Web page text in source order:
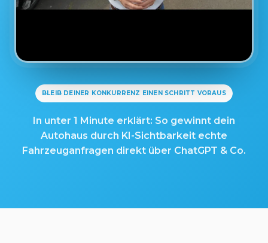
BLEIB DEINER KONKURRENZ EINEN SCHRITT VORAUS
In unter 1 Minute erklärt: So gewinnt dein
Autohaus durch KI-Sichtbarkeit echte
Fahrzeuganfragen direkt über ChatGPT & Co.